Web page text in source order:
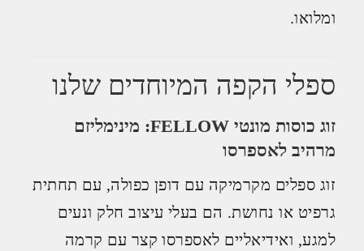
ומלואו.
ספלי הקפה המיוחדים שלנו
זוג כוסות מונטי FELLOW: מינימליזם
מרהיב לאספרסו
זוג ספלים מקרמיקה עם דופן כפולה, עם תחתית
גרפיט או נחושת. הם בעלי עיצוב חלק ונעים
למגע, ואידיאליים לאספרסו קצר עם קרמה